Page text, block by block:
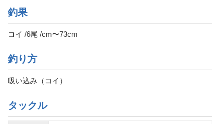
釣果
コイ /6尾 /cm〜73cm
釣り方
吸い込み（コイ）
タックル